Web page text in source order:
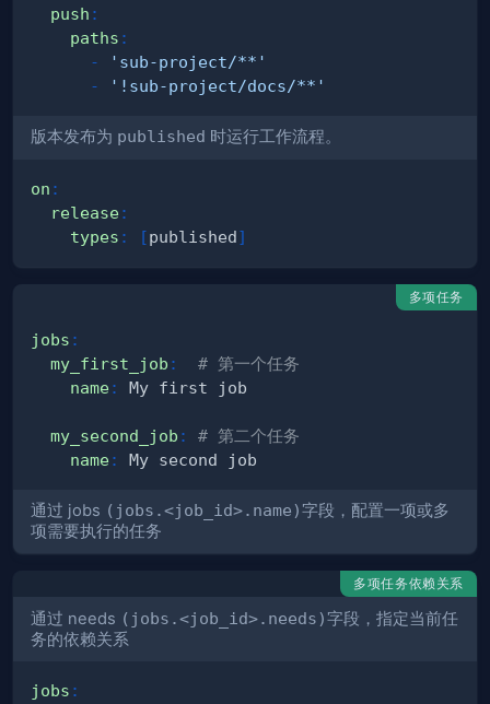
push :
paths :
-
'sub-project/**'
-
'!sub-project/docs/**'
版本发布为 published 时运行工作流程。
on :
release:
types : [published]
多项任务
jobs :
my_first_job :
# 第一个任务
name:
my_second_job :
# 第二个任务
name:
通过 jobs (jobs.<job_id>.name)字段，配置一项或多
项需要执行的任务
多项任务依赖关系
通过 needs (jobs.<job_id>.needs)字段，指定当前任
务的依赖关系
jobs :